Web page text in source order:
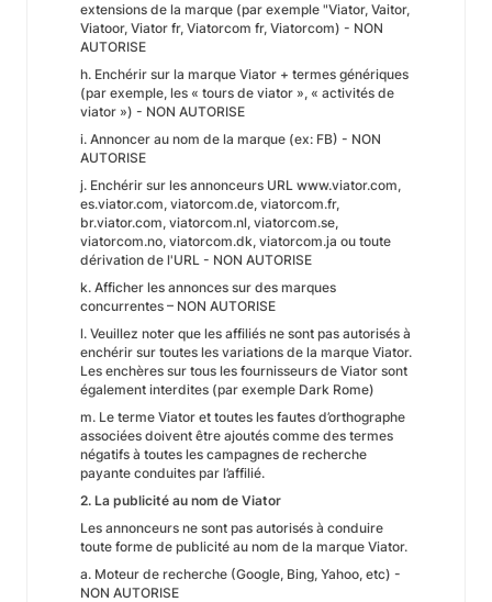
extensions de la marque (par exemple "Viator, Vaitor,
Viatoor, Viator fr, Viatorcom fr, Viatorcom) - NON
AUTORISE
h. Enchérir sur la marque Viator + termes génériques
(par exemple, les « tours de viator », « activités de
viator ») - NON AUTORISE
i. Annoncer au nom de la marque (ex: FB) - NON
AUTORISE
j. Enchérir sur les annonceurs URL www.viator.com,
es.viator.com, viatorcom.de, viatorcom.fr,
br.viator.com, viatorcom.nl, viatorcom.se,
viatorcom.no, viatorcom.dk, viatorcom.ja ou toute
dérivation de l'URL - NON AUTORISE
k. Afficher les annonces sur des marques
concurrentes – NON AUTORISE
l. Veuillez noter que les affiliés ne sont pas autorisés à
enchérir sur toutes les variations de la marque Viator.
Les enchères sur tous les fournisseurs de Viator sont
également interdites (par exemple Dark Rome)
m. Le terme Viator et toutes les fautes d’orthographe
associées doivent être ajoutés comme des termes
négatifs à toutes les campagnes de recherche
payante conduites par l’affilié.
2. La publicité au nom de Viator
Les annonceurs ne sont pas autorisés à conduire
toute forme de publicité au nom de la marque Viator.
a. Moteur de recherche (Google, Bing, Yahoo, etc) -
NON AUTORISE